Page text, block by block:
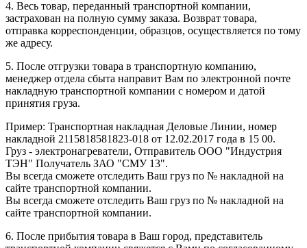
4. Весь товар, переданный транспортной компании,
застрахован на полную сумму заказа. Возврат товара,
отправка корреспонденции, образцов, осуществляется по тому
же адресу.
5. После отгрузки товара в транспортную компанию,
менеджер отдела сбыта направит Вам по электронной почте
накладную транспортной компании с номером и датой
принятия груза.
Пример: Транспортная накладная Деловые Линии, номер
накладной 2115818581823-018 от 12.02.2017 года в 15 00.
Груз - электронагреватели, Отправитель ООО "Индустрия
ТЭН" Получатель ЗАО "СМУ 13".
Вы всегда сможете отследить Ваш груз по № накладной на
сайте транспортной компании.
Вы всегда сможете отследить Ваш груз по № накладной на
сайте транспортной компании.
6. После прибытия товара в Ваш город, представитель